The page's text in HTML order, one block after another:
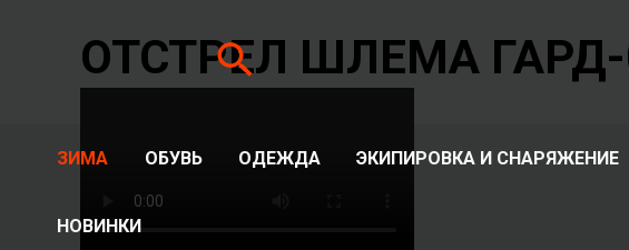
содержимому
Поиск
ЗИМА ОБУВЬ ОДЕЖДА ЭКИПИРОВКА И СНАРЯЖЕНИЕ
НОВИНКИ
ОТСТРЕЛ ШЛЕМА